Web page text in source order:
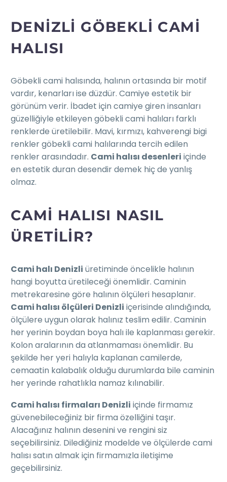
DENIZLI GÖBEKLI CAMI
HALISI
Göbekli cami halısında, halının ortasında bir motif
vardır, kenarları ise düzdür. Camiye estetik bir
görünüm verir. İbadet için camiye giren insanları
güzelliğiyle etkileyen göbekli cami halıları farklı
renklerde üretilebilir. Mavi, kırmızı, kahverengi bigi
renkler göbekli cami halılarında tercih edilen
renkler arasındadır. Cami halısı desenleri içinde
en estetik duran desendir demek hiç de yanlış
olmaz.
CAMI HALISI NASIL
ÜRETILIR?
Cami halı Denizli üretiminde öncelikle halının
hangi boyutta üretileceği önemlidir. Caminin
metrekaresine göre halının ölçüleri hesaplanır.
Cami halısı ölçüleri Denizli içerisinde alındığında,
ölçülere uygun olarak halınız teslim edilir. Caminin
her yerinin boydan boya halı ile kaplanması gerekir.
Kolon aralarının da atlanmaması önemlidir. Bu
şekilde her yeri halıyla kaplanan camilerde,
cemaatin kalabalık olduğu durumlarda bile caminin
her yerinde rahatlıkla namaz kılınabilir.
Cami halısı firmaları Denizli içinde firmamız
güvenebileceğiniz bir firma özelliğini taşır.
Alacağınız halının desenini ve rengini siz
seçebilirsiniz. Dilediğiniz modelde ve ölçülerde cami
halısı satın almak için firmamızla iletişime
geçebilirsiniz.